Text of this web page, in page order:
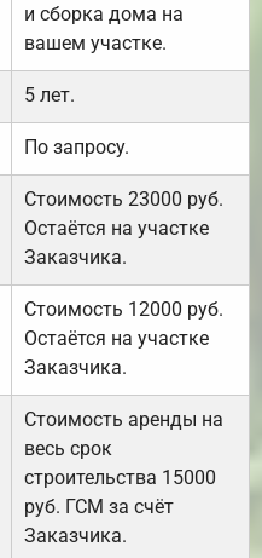
и сборка дома на
вашем участке.
5 лет.
По запросу.
Стоимость 23000 руб.
Остаётся на участке
Заказчика.
Стоимость 12000 руб.
Остаётся на участке
Заказчика.
Стоимость аренды на
весь срок
строительства 15000
руб. ГСМ за счёт
Заказчика.